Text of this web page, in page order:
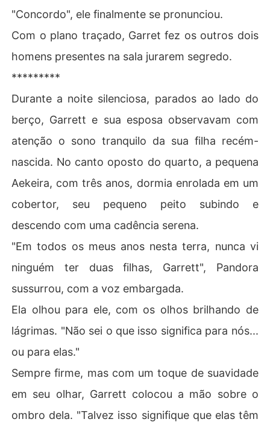
"Concordo", ele finalmente se pronunciou.
Com o plano traçado, Garret fez os outros dois
homens presentes na sala jurarem segredo.
*********
Durante a noite silenciosa, parados ao lado do
berço, Garrett e sua esposa observavam com
atenção o sono tranquilo da sua filha recém-
nascida. No canto oposto do quarto, a pequena
Aekeira, com três anos, dormia enrolada em um
cobertor, seu pequeno peito subindo e
descendo com uma cadência serena.
"Em todos os meus anos nesta terra, nunca vi
ninguém ter duas filhas, Garrett", Pandora
sussurrou, com a voz embargada.
Ela olhou para ele, com os olhos brilhando de
lágrimas. "Não sei o que isso significa para nós...
ou para elas."
Sempre firme, mas com um toque de suavidade
em seu olhar, Garrett colocou a mão sobre o
ombro dela. "Talvez isso signifique que elas têm